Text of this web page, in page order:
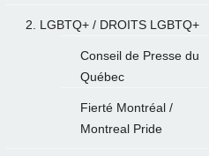
2. LGBTQ+ / DROITS LGBTQ+
Conseil de Presse du
Québec
Fierté Montréal /
Montreal Pride